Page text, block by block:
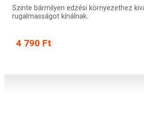
Szinte bármilyen edzési környezethez
rugalmasságot kínálnak.
4 790 Ft